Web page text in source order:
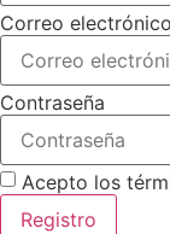
Correo electrónico
Contraseña
Acepto los
Registro